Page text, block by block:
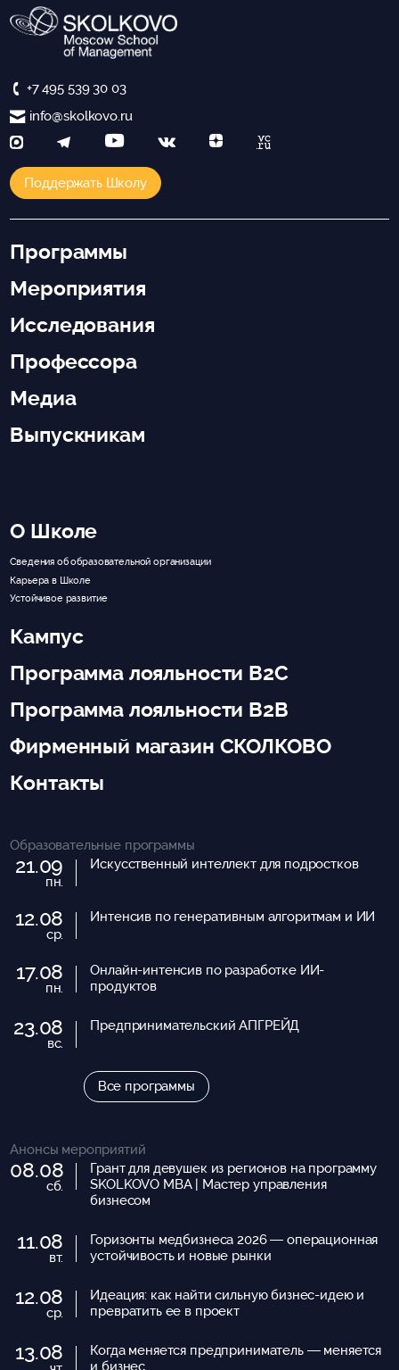
+7 495 539 30 03
info@skolkovo.ru
Поддержать Школу
Программы
Мероприятия
Исследования
Профессора
Медиа
Выпускникам
О Школе
Сведения об образовательной организации
Карьера в Школе
Устойчивое развитие
Кампус
Программа лояльности B2C
Программа лояльности B2B
Фирменный магазин СКОЛКОВО
Контакты
Образовательные программы
21.09
пн.
Искусственный интеллект для подростков
12.08
ср.
Интенсив по генеративным алгоритмам и ИИ
17.08
пн.
Онлайн-интенсив по разработке ИИ-
продуктов
23.08
вс.
Предпринимательский АПГРЕЙД
Все программы
Анонсы мероприятий
08.08
сб.
Грант для девушек из регионов на программу
SKOLKOVO MBA | Мастер управления
бизнесом
11.08
вт.
Горизонты медбизнеса 2026 — операционная
устойчивость и новые рынки
12.08
ср.
Идеация: как найти сильную бизнес-идею и
превратить ее в проект
13.08
Когда меняется предприниматель — меняется